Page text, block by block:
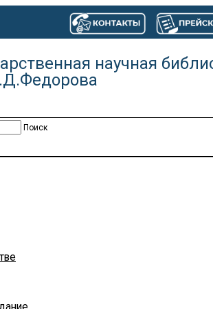
научная
Поиск